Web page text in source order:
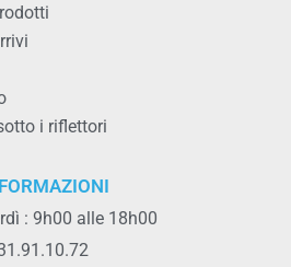
i riflettori
: 9h00 alle 18h00